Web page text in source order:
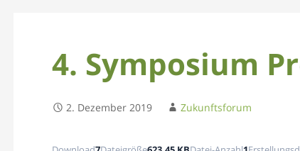
4. Symposium
2. Dezember 2019 Zukunftsforum